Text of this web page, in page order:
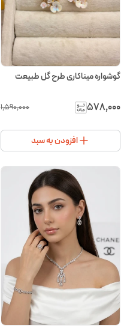
گوشواره میناکاری طرح گل طبیعت
۵۷۸٬۰۰۰ ۱٬۵۹۰٬۰۰۰
افزودن به سبد